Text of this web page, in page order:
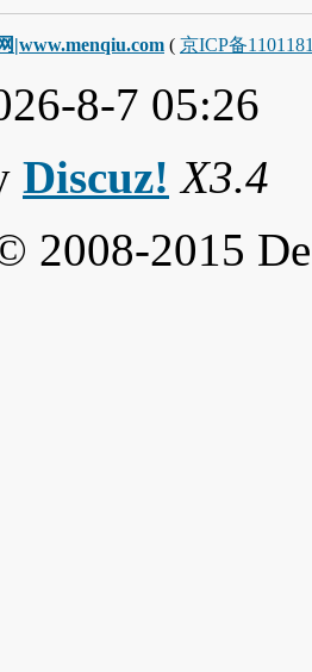
|www.menqiu.com ( 京ICP备
8-7 05:26
Discuz! X3.4
2008-2015